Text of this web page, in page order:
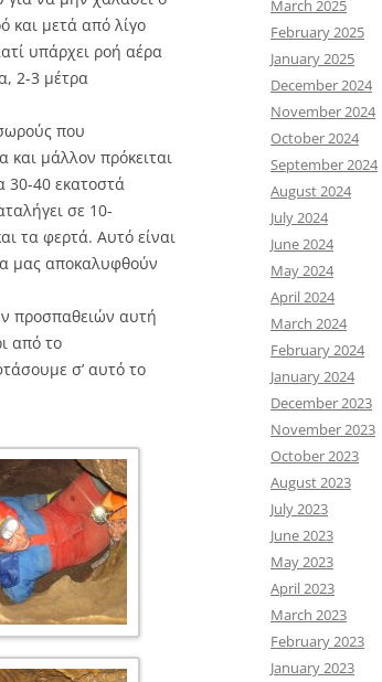
και μετά από λίγο
υπάρχει ροή αέρα
2-3 μέτρα
που
μάλλον πρόκειται
30-40 εκατοστά
σε 10-
τα φερτά. Αυτό είναι
μας αποκαλυφθούν
προσπαθειών αυτή
από το
σ’ αυτό το
March 2025
February 2025
January 2025
December 2024
November 2024
October 2024
September 2024
August 2024
July 2024
June 2024
May 2024
April 2024
March 2024
February 2024
January 2024
December 2023
November 2023
October 2023
August 2023
July 2023
June 2023
May 2023
April 2023
March 2023
February 2023
January 2023